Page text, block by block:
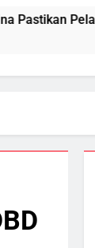
Tetap Jalan